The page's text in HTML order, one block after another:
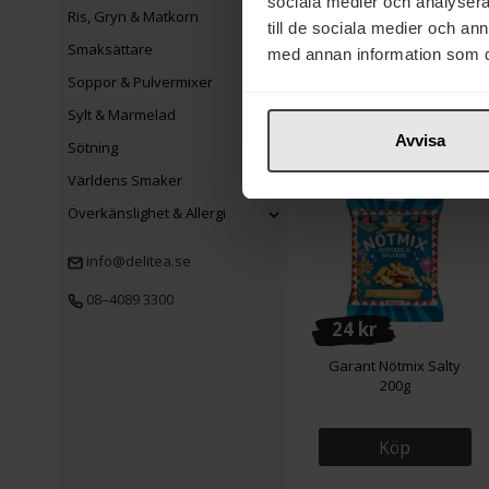
till de sociala medier och
med annan information som
Avvisa
Ris, Gryn & Matkorn
Smaksättare
Soppor & Pulvermixer
Sylt & Marmelad
Sötning
Världens Smaker
Överkänslighet & Allergi
info@delitea.se
08–4089 3300
Garant Nötmix Sött &
Salt 175g
24 kr
Garant Nötmix Salty
200g
Köp